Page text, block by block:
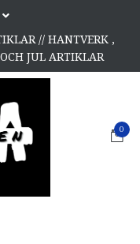
// HANTVERK ,
JUL ARTIKLAR
0